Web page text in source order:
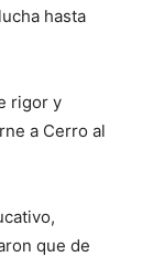
hasta
rigor y
a Cerro al
que de